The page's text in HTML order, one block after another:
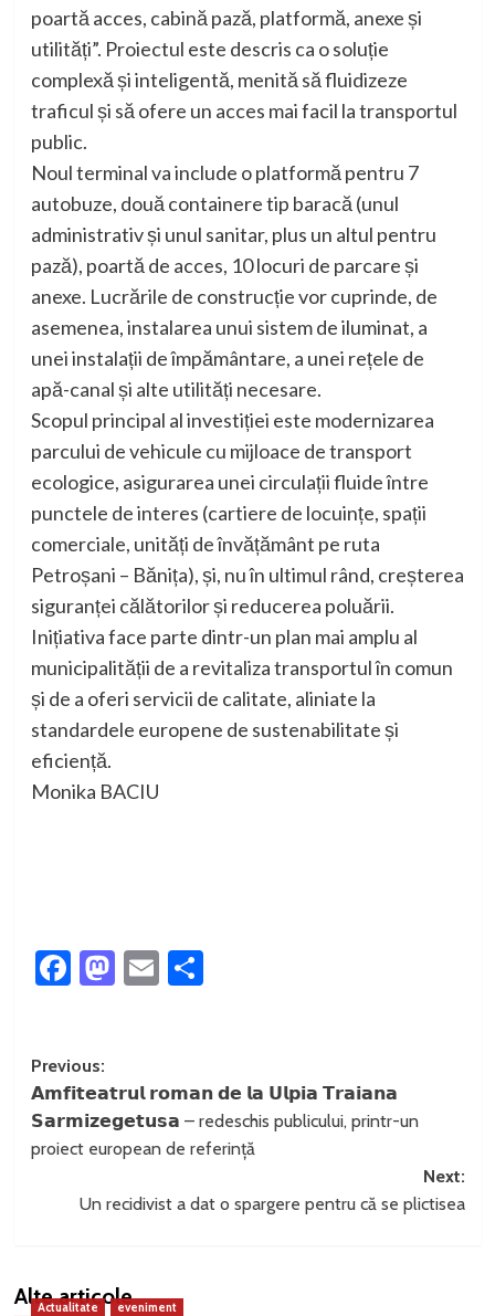
poartă acces, cabină pază, platformă, anexe și
utilități”. Proiectul este descris ca o soluție
complexă și inteligentă, menită să fluidizeze
traficul și să ofere un acces mai facil la transportul
public.
Noul terminal va include o platformă pentru 7
autobuze, două containere tip baracă (unul
administrativ și unul sanitar, plus un altul pentru
pază), poartă de acces, 10 locuri de parcare și
anexe. Lucrările de construcție vor cuprinde, de
asemenea, instalarea unui sistem de iluminat, a
unei instalații de împământare, a unei rețele de
apă-canal și alte utilități necesare.
Scopul principal al investiției este modernizarea
parcului de vehicule cu mijloace de transport
ecologice, asigurarea unei circulații fluide între
punctele de interes (cartiere de locuințe, spații
comerciale, unități de învățământ pe ruta
Petroșani – Bănița), și, nu în ultimul rând, creșterea
siguranței călătorilor și reducerea poluării.
Inițiativa face parte dintr-un plan mai amplu al
municipalității de a revitaliza transportul în comun
și de a oferi servicii de calitate, aliniate la
standardele europene de sustenabilitate și
eficiență.
Monika BACIU
Facebook
Mastodon
EmailPartajează
Post
navigation
Previous:
𝗔𝗺𝗳𝗶𝘁𝗲𝗮𝘁𝗿𝘂𝗹 𝗿𝗼𝗺𝗮𝗻 𝗱𝗲 𝗹𝗮 𝗨𝗹𝗽𝗶𝗮 𝗧𝗿𝗮𝗶𝗮𝗻𝗮
𝗦𝗮𝗿𝗺𝗶𝘇𝗲𝗴𝗲𝘁𝘂𝘀𝗮 – redeschis publicului, printr-un
proiect european de referință
Next:
Un recidivist a dat o spargere pentru că se plictisea
Alte articole
Actualitate eveniment